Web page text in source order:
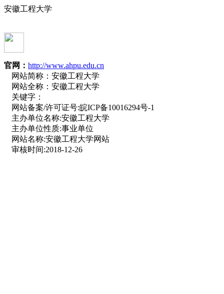
安徽工程大学
官网： http://www.ahpu.edu.cn
网站简称： 安徽工程大学
网站全称： 安徽工程大学
关键字：
网站备案/许可证号:皖ICP备10016294号-1
主办单位名称:安徽工程大学
主办单位性质:事业单位
网站名称:安徽工程大学网站
审核时间:2018-12-26